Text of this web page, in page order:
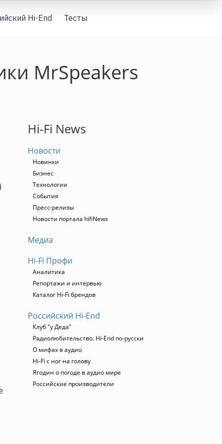
Hi-End Тесты
MrSpeakers
Hi-Fi News
Новости
Новинки
Бизнес
Технологии
События
Пресс-релизы
Новости портала hifiNews
Медиа
Hi-Fi Профи
Аналитика
Репортажи и интервью
Каталог Hi-Fi брендов
Российский Hi-End
Клуб "у Деда"
Радиолюбительство. Hi-End по-русски
О мифах в аудио
Hi-Fi с ног на голову
Ягодин о погоде в аудио мире
Российские производители